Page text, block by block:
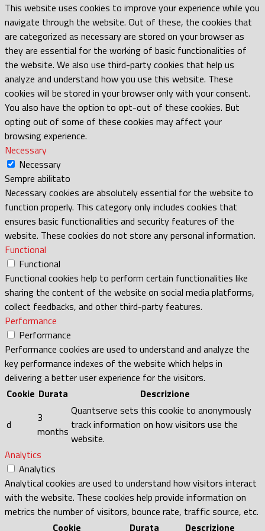
This website uses cookies to improve your experience while you
navigate through the website. Out of these, the cookies that
are categorized as necessary are stored on your browser as
they are essential for the working of basic functionalities of
the website. We also use third-party cookies that help us
analyze and understand how you use this website. These
cookies will be stored in your browser only with your consent.
You also have the option to opt-out of these cookies. But
opting out of some of these cookies may affect your
browsing experience.
Necessary
Necessary
Sempre abilitato
Necessary cookies are absolutely essential for the website to
function properly. This category only includes cookies that
ensures basic functionalities and security features of the
website. These cookies do not store any personal information.
Functional
Functional
Functional cookies help to perform certain functionalities like
sharing the content of the website on social media platforms,
collect feedbacks, and other third-party features.
Performance
Performance
Performance cookies are used to understand and analyze the
key performance indexes of the website which helps in
delivering a better user experience for the visitors.
Cookie Durata Descrizione
d
3
months
Quantserve sets this cookie to anonymously
track information on how visitors use the
website.
Analytics
Analytics
Analytical cookies are used to understand how visitors interact
with the website. These cookies help provide information on
metrics the number of visitors, bounce rate, traffic source, etc.
Cookie
Durata Descrizione